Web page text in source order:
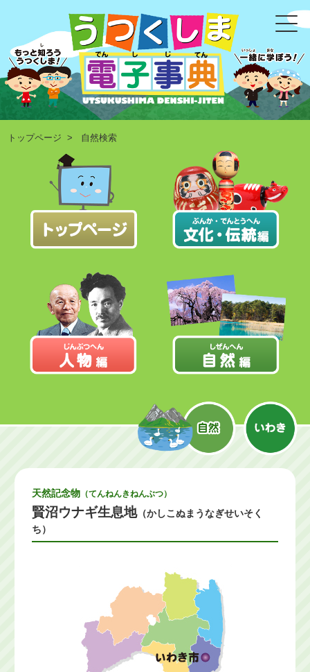
トップページ > 自然検索
天然記念物 （てんねんきねんぶつ）
賢沼ウナギ生息地（かしこぬまうなぎせいそく
ち）